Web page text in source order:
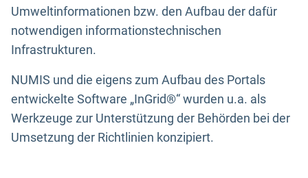
Umweltinformationen bzw. den Aufbau der dafür
notwendigen informationstechnischen
Infrastrukturen.
NUMIS und die eigens zum Aufbau des Portals
entwickelte Software „InGrid®“ wurden u.a. als
Werkzeuge zur Unterstützung der Behörden bei der
Umsetzung der Richtlinien konzipiert.